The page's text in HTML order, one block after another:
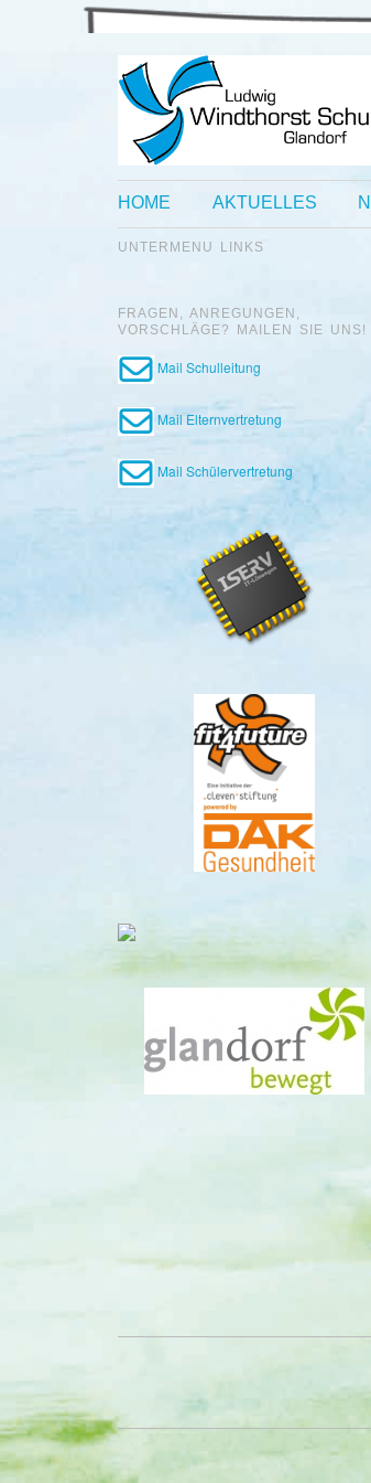
HOME AKTUELLES
UNTERMENU LINKS
FRAGEN, ANREGUNGEN,
VORSCHLÄGE? MAILEN SIE UNS!
Mail Schulleitung
Mail Elternvertretung
Mail Schülervertretung